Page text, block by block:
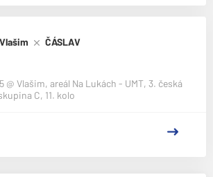
ČÁSLAV
@ Vlašim, areál Na Lukách - UMT, 3. česká
C, 11. kolo